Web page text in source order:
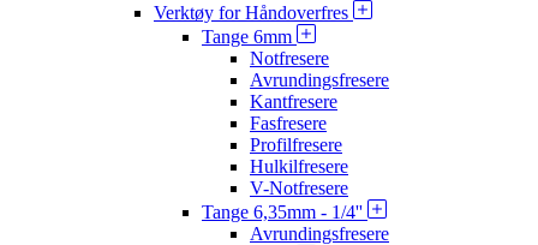
Verktøy for Håndoverfres
Tange 6mm
Notfresere
Avrundingsfresere
Kantfresere
Fasfresere
Profilfresere
Hulkilfresere
V-Notfresere
Tange 6,35mm - 1/4''
Avrundingsfresere